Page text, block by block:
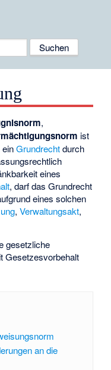
,
ist
einGrundrechtdurch
eines
, darf das Grundrecht
eines solchen
,Verwaltungsakt,
gesetzliche
Gesetzesvorbehalt
an die